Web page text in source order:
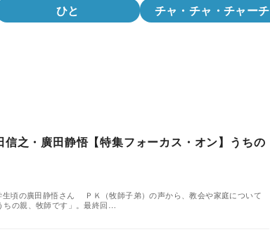
ひと チャ・チャ・チャーチ
之・廣田静悟【特集フォーカス・オン】うちの
生頃の廣田静悟さん ＰＫ（牧師子弟）の声から、教会や家庭について
の親、牧師です」。最終回…